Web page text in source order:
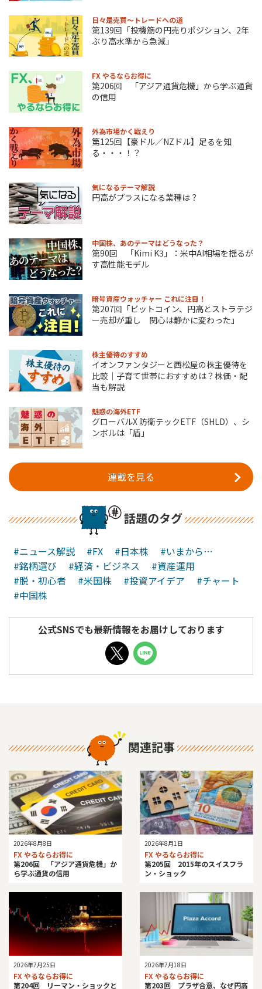
日々是売買～トレードへの道
第139回「投機筋の円売りポジション、2年
ぶり高水準から急減」
FX やるならお得に
第206回 「アジア通貨危機」から学ぶ通貨
の信用
外為市場かく戦えり
第125回【豪ドル／NZドル】足るを知
る・・・！？
気になるテーマ解説
円高がプラスになる業種は？
中国株、あのテーマはどうなった？
第90回 「Kimi K3」：米中AI相場を揺るが
す高性能モデル
暗号資産ウォッチャー これに注目！
第207回「ビットコイン、円高とストラテジ
ー売却が重し 関心は静かに変わった」
株主優待のすすめ
イオンファンタジーと西松屋の株主優待を
比較｜子育て世帯におすすめは？株価・配
当も解説
魅惑の海外ETF
グローバルX 防衛テックETF（SHLD）、シ
ンボルは「盾」
連載を見る
話題のタグ
#ニュース解説 #FX #日本株
#いまから…
#銘柄選び
#経済・ビジネス
#資産運用
#脱・初心者
#米国株 #投資アイデア
#チャート
#中国株
公式SNSでも最新情報をお届けしております
関連記事
2026年8月8日
FX やるならお得に
第206回 「アジア通貨危機」か
ら学ぶ通貨の信用
2026年8月1日
FX やるならお得に
第205回 2015年のスイスフラ
ン・ショック
2026年7月25日
FX やるならお得に
第204回 リーマン・ショックと
2026年7月18日
FX やるならお得に
第203回 プラザ合意、なぜ円高